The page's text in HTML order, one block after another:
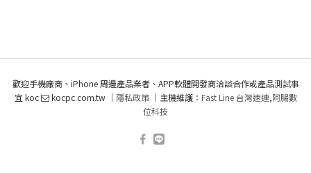
歡迎手機廠商、iPhone 周邊產品業者、APP軟體開發商洽談合作或產品測試事
宜 koc
kocpc.com.tw ｜ 隱私政策｜主機維護： Fast Line 台灣速連,阿腸數
位科技